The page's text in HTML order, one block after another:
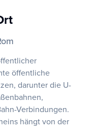
öffentliche
darunter die U-
Verbindungen.
hängt von der